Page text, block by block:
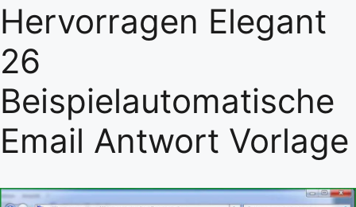
Hervorragen Elegant
26
Beispielautomatische
Email Antwort Vorlage